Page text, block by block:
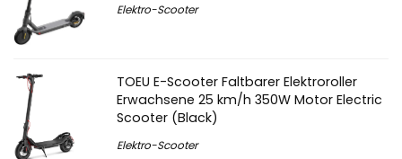
Elektro-Scooter
TOEU E-Scooter Faltbarer Elektroroller
Erwachsene 25 km/h 350W Motor Electric
Scooter (Black)
Elektro-Scooter